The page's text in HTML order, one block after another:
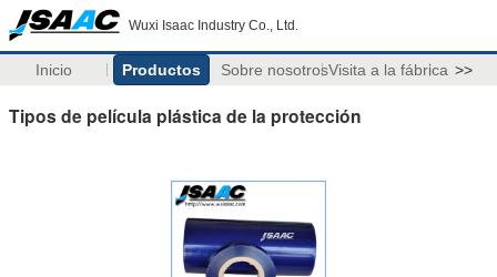
Wuxi Isaac Industry Co., Ltd.
Inicio Productos Sobre nosotrosVisita a la fábrica >>
Tipos de película plástica de la protección